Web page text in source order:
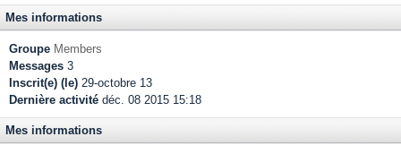
Mes informations
Groupe Members
Messages 3
Inscrit(e) (le) 29-octobre 13
Dernière activité déc. 08 2015 15:18
Mes informations